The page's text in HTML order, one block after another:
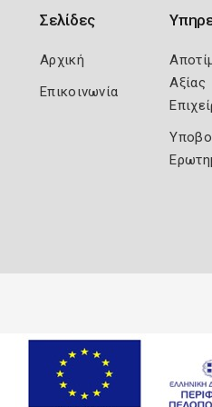
Σελίδες
Αρχική
Επικοινωνία
Αξίας